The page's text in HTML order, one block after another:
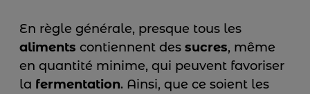
En règle générale, presque tous les
aliments contiennent des sucres, même
en quantité minime, qui peuvent favoriser
la fermentation. Ainsi, que ce soient les